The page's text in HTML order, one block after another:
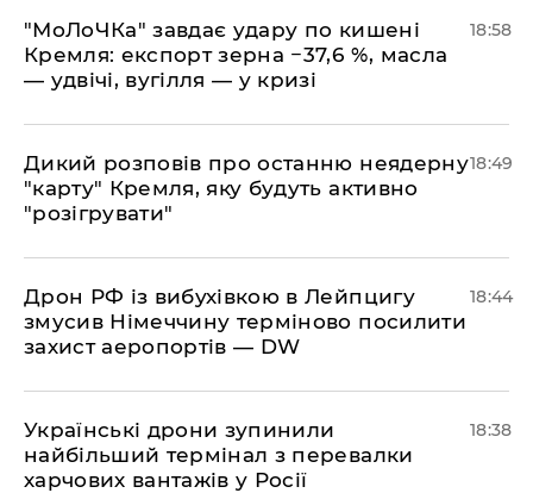
​"МоЛоЧКа" завдає удару по кишені
Кремля: експорт зерна −37,6 %, масла
— удвічі, вугілля — у кризі
18:58
​Дикий розповів про останню неядерну
"карту" Кремля, яку будуть активно
"розігрувати"
18:49
​Дрон РФ із вибухівкою в Лейпцигу
змусив Німеччину терміново посилити
захист аеропортів — DW
18:44
​Українські дрони зупинили
найбільший термінал з перевалки
харчових вантажів у Росії
18:38